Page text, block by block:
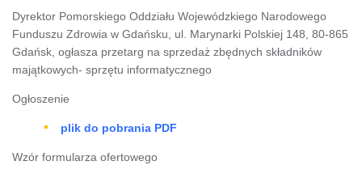
Dyrektor Pomorskiego Oddziału Wojewódzkiego Narodowego
Funduszu Zdrowia w Gdańsku, ul. Marynarki Polskiej 148, 80-865
Gdańsk, ogłasza przetarg na sprzedaż zbędnych składników
majątkowych- sprzętu informatycznego
Ogłoszenie
plik do pobrania PDF
Wzór formularza ofertowego